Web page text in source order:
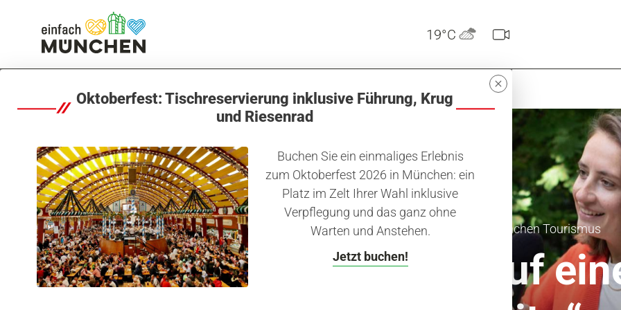
Oktoberfest: Tischreservierung inklusive Führung, Krug
und Riesenrad
Buchen Sie ein einmaliges Erlebnis
zum Oktoberfest 2026 in München: ein
Platz im Zelt Ihrer Wahl inklusive
Verpflegung und das ganz ohne
Warten und Anstehen.
Jetzt buchen!
19°C
Der Stadtviertel-Podcast von München Tourismus
Podcast „Auf